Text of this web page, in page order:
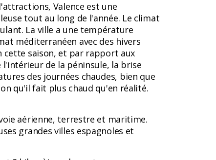
Valence est une
tout au long de l'année. Le climat
La ville a une température
méditerranéen avec des hivers
cette saison, et par rapport aux
de la péninsule, la brise
des journées chaudes, bien que
qu'il fait plus chaud qu'en réalité.
aérienne, terrestre et maritime.
grandes villes espagnoles et